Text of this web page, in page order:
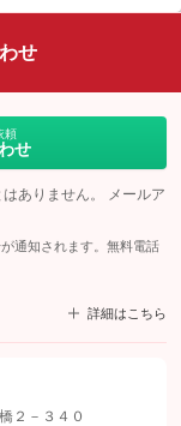
せ
頼
せ
ありません。 メールア
通知されます。無料電話
詳細はこちら
「許可する」ボタンを押
２－３４０